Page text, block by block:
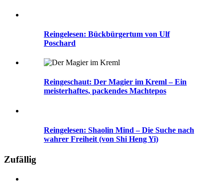
Reingelesen: Bückbürgertum von Ulf
Poschard
Reingeschaut: Der Magier im Kreml – Ein
meisterhaftes, packendes Machtepos
Reingelesen: Shaolin Mind – Die Suche nach
wahrer Freiheit (von Shi Heng Yi)
Zufällig